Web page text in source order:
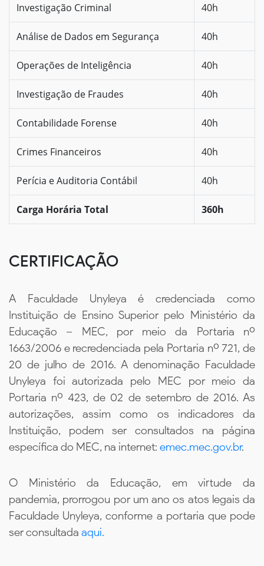
Investigação Criminal 40h
Análise de Dados em Segurança 40h
Operações de Inteligência 40h
Investigação de Fraudes 40h
Contabilidade Forense 40h
Crimes Financeiros 40h
Perícia e Auditoria Contábil 40h
Carga Horária Total 360h
CERTIFICAÇÃO
A Faculdade Unyleya é credenciada como
Instituição de Ensino Superior pelo Ministério da
Educação – MEC, por meio da Portaria nº
1663/2006 e recredenciada pela Portaria nº 721, de
20 de julho de 2016. A denominação Faculdade
Unyleya foi autorizada pelo MEC por meio da
Portaria nº 423, de 02 de setembro de 2016. As
autorizações, assim como os indicadores da
Instituição, podem ser consultados na página
específica do MEC, na internet: emec.mec.gov.br.
O Ministério da Educação, em virtude da
pandemia, prorrogou por um ano os atos legais da
Faculdade Unyleya, conforme a portaria que pode
ser consultada aqui.